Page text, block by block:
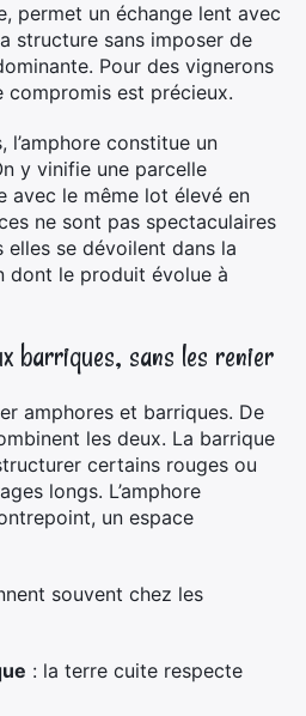
permet un échange lent avec
structure sans imposer de
Pour des vignerons
compromis est précieux.
l’amphore constitue un
y vinifie une parcelle
avec le même lot élevé en
ne sont pas spectaculaires
se dévoilent dans la
dont le produit évolue à
barriques, sans les renier
amphores et barriques. De
les deux. La barrique
certains rouges ou
longs. L’amphore
un espace
souvent chez les
: la terre cuite respecte